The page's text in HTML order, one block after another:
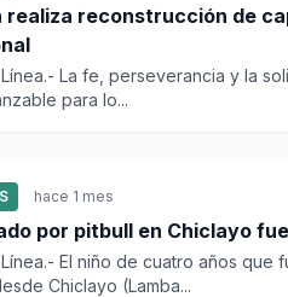
realiza reconstrucción de
La fe, perseverancia y la
para lo...
hace 1 mes
por pitbull en Chiclayo
El niño de cuatro años
Chiclayo (Lamba...